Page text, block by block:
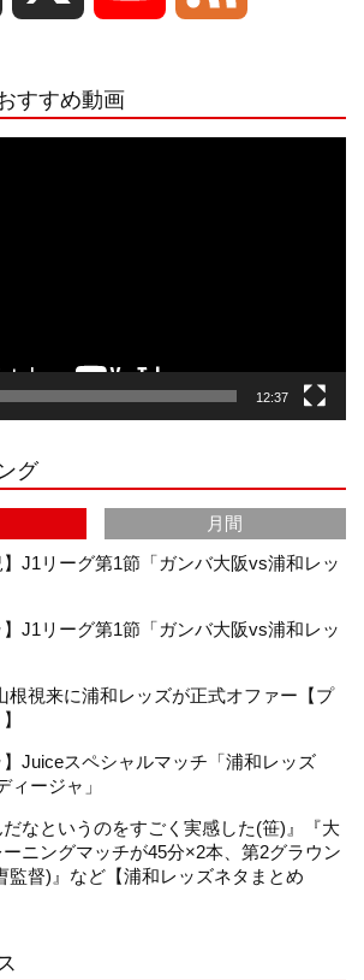
e
C
h
a
n
e
すすめ動画
12:37
グ
月間
】J1リーグ第1節「ガンバ大阪vs浦和レッ
】J1リーグ第1節「ガンバ大阪vs浦和レッ
根視来に浦和レッズが正式オファー【プ
】Juiceスペシャルマッチ「浦和レッズ
ィージャ」
だなというのをすごく実感した(笹)』『大
ニングマッチが45分×2本、第2グラウン
監督)』など【浦和レッズネタまとめ